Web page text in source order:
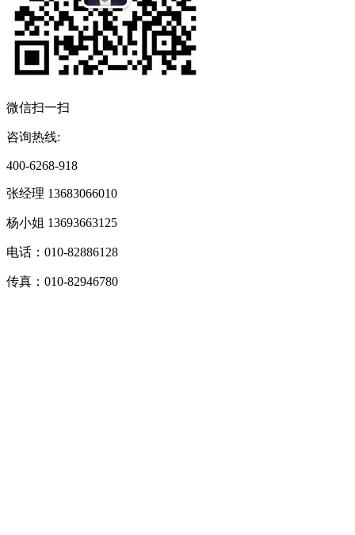
微信扫一扫
咨询热线:
400-6268-918
张经理 13683066010
杨小姐 13693663125
电话：010-82886128
传真：010-82946780